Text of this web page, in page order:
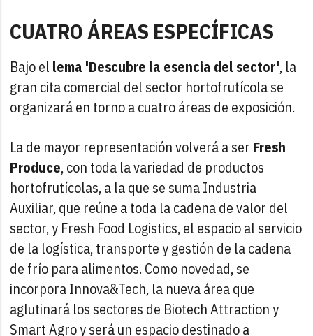
CUATRO ÁREAS ESPECÍFICAS
Bajo el lema 'Descubre la esencia del sector', la
gran cita comercial del sector hortofrutícola se
organizará en torno a cuatro áreas de exposición.
La de mayor representación volverá a ser Fresh
Produce, con toda la variedad de productos
hortofrutícolas, a la que se suma Industria
Auxiliar, que reúne a toda la cadena de valor del
sector, y Fresh Food Logistics, el espacio al servicio
de la logística, transporte y gestión de la cadena
de frío para alimentos. Como novedad, se
incorpora Innova&Tech, la nueva área que
aglutinará los sectores de Biotech Attraction y
Smart Agro y será un espacio destinado a